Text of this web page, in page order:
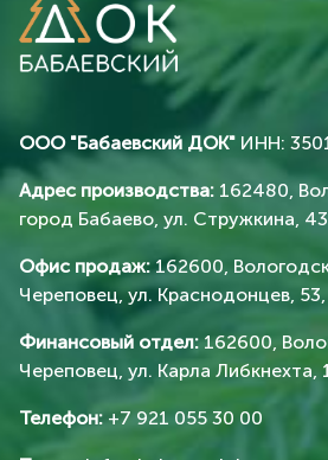
ООО "Бабаевский ДОК" ИНН:
Адрес производства: 162480,
город Бабаево, ул. Стружкина, 43
Офис продаж: 162600,
Череповец, ул. Краснодонцев,
Финансовый отдел: 162600,
Череповец, ул. Карла Либкнехта,
Телефон: +7 921 055 30 00